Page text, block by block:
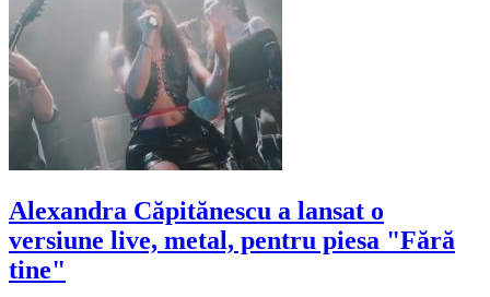
Alexandra Căpitănescu a lansat o
versiune live, metal, pentru piesa "Fără
tine"